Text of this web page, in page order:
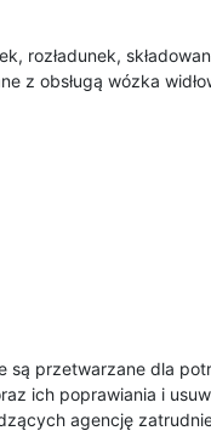
rozładunek,
z obsługą wózka
są przetwarzane dla
ich poprawiania i
agencję